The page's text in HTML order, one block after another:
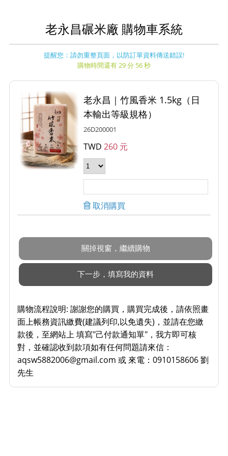
老永昌碾米廠 購物車系統
提醒您：請勿重整頁面，以防訂單資料傳送錯誤!
購物時間還有 29 分 56 秒
老永昌｜竹風香米 1.5kg（日
本輸出等級規格）
26D200001
TWD260 元
取消購買
購物流程說明: 謝謝您的購買，購買完成後，請依照畫
面上帳務資訊繳費(建議列印,以免遺失)，並請在您繳
款後，至網站上 填寫"己付款通知單"，我方即可核
對，並確認收到款項如有任何問題請來信：
aqsw5882006@gmail.com 或 來電：0910158606 劉
先生